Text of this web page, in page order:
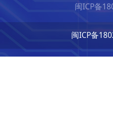
闽ICP备
闽ICP备